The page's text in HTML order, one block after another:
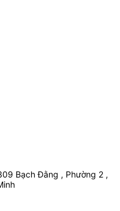
Bạch Đằng , Phường 2 ,